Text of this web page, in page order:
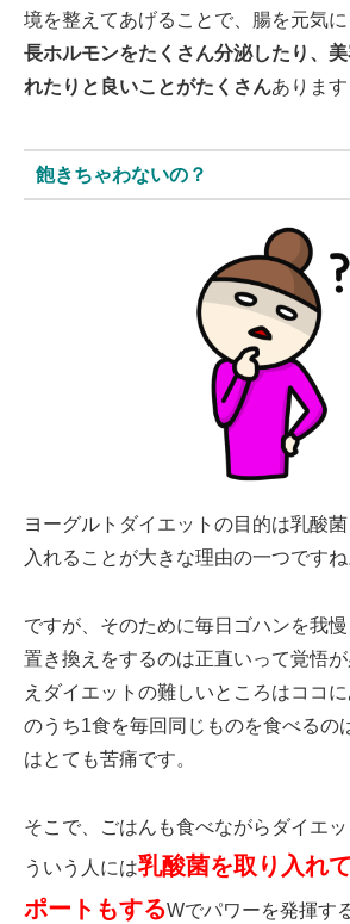
境を整えてあげることで、腸を元気
長ホルモンをたくさん分泌したり、
れたりと良いことがたくさんあります
飽きちゃわないの？
ヨーグルトダイエットの目的は乳酸
入れることが大きな理由の一つですね
ですが、そのために毎日ゴハンを我
置き換えをするのは正直いって覚悟
えダイエットの難しいところはココ
のうち1食を毎回同じものを食べるの
はとても苦痛です。
そこで、ごはんも食べながらダイエ
ういう人には乳酸菌を取り入れ
ポートもするWでパワーを発揮す